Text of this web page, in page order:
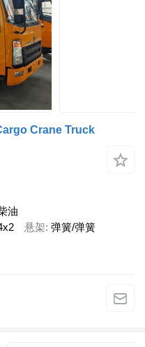
Crane Truck
油
悬架 弹簧/弹簧